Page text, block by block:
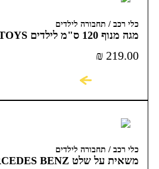
כלי רכב / תחבורה לילדים
מגה מנוף 120 ס"מ לילדים DICKIE TOYS
₪ 219.00
כלי רכב / תחבורה לילדים
משאית על שלט MERCEDES BENZ